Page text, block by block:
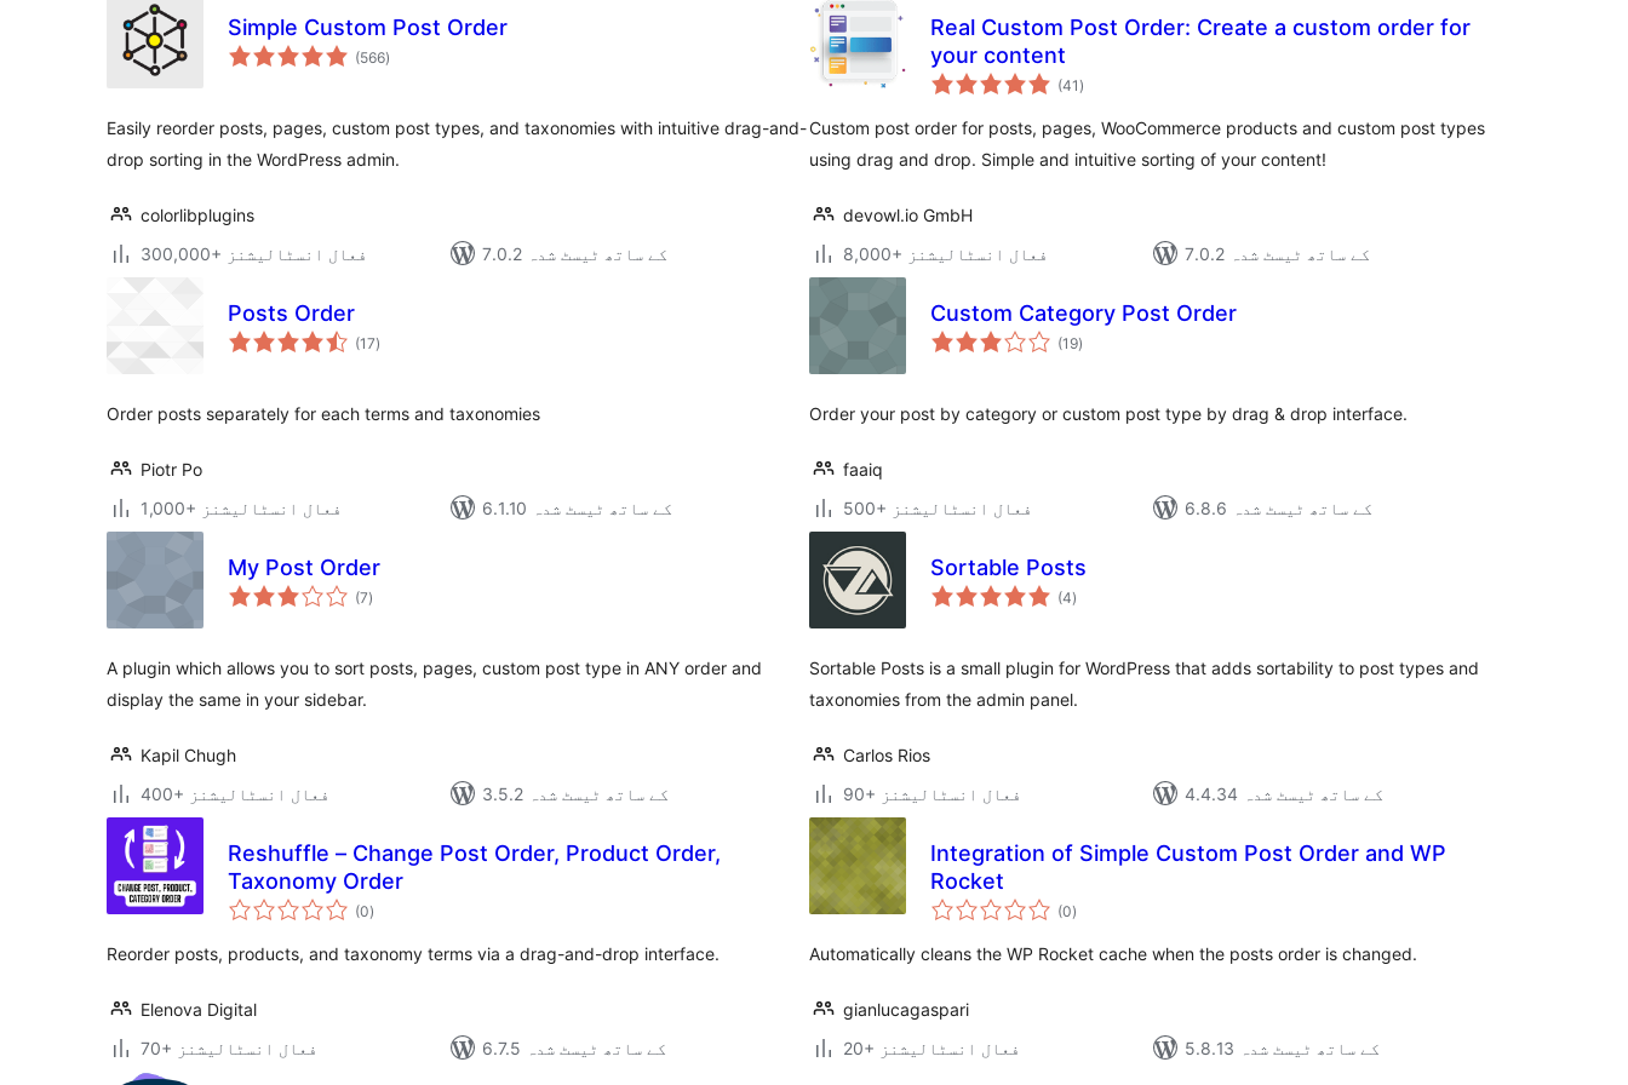
Simple Custom Post Order
(566مجموعی
درجہ
)
Easily reorder posts, pages, custom post types, and taxonomies with intuitive drag-and-
drop sorting in the WordPress admin.
colorlibplugins
300,000+ فعال انسٹالیشنز
7.0.2 کے ساتھ ٹیسٹ شدہ
Real Custom Post Order: Create a custom order for
your content
(41 مجموعی
درجہ
)
Custom post order for posts, pages, WooCommerce products and custom post types
using drag and drop. Simple and intuitive sorting of your content!
devowl.io GmbH
8,000+ فعال انسٹالیشنز
7.0.2 کے ساتھ ٹیسٹ شدہ
Posts Order
(17مجموعی
درجہ
)
Order posts separately for each terms and taxonomies
Piotr Po
1,000+ فعال انسٹالیشنز
6.1.10 کے ساتھ ٹیسٹ شدہ
Custom Category Post Order
(19مجموعی
درجہ
)
Order your post by category or custom post type by drag & drop interface.
faaiq
500+ فعال انسٹالیشنز
6.8.6 کے ساتھ ٹیسٹ شدہ
My Post Order
(7مجموعی
درجہ
)
A plugin which allows you to sort posts, pages, custom post type in ANY order and
display the same in your sidebar.
Kapil Chugh
400+ فعال انسٹالیشنز
3.5.2 کے ساتھ ٹیسٹ شدہ
Sortable Posts
(4مجموعی
درجہ
)
Sortable Posts is a small plugin for WordPress that adds sortability to post types and
taxonomies from the admin panel.
Carlos Rios
90+ فعال انسٹالیشنز
4.4.34 کے ساتھ ٹیسٹ شدہ
Reshuffle – Change Post Order, Product Order,
Taxonomy Order
(0مجموعی
درجہ
)
Reorder posts, products, and taxonomy terms via a drag-and-drop interface.
Elenova Digital
70+ فعال انسٹالیشنز
6.7.5 کے ساتھ ٹیسٹ شدہ
Integration of Simple Custom Post Order and WP
Rocket
(0مجموعی
درجہ
)
Automatically cleans the WP Rocket cache when the posts order is changed.
gianlucagaspari
20+ فعال انسٹالیشنز
5.8.13 کے ساتھ ٹیسٹ شدہ